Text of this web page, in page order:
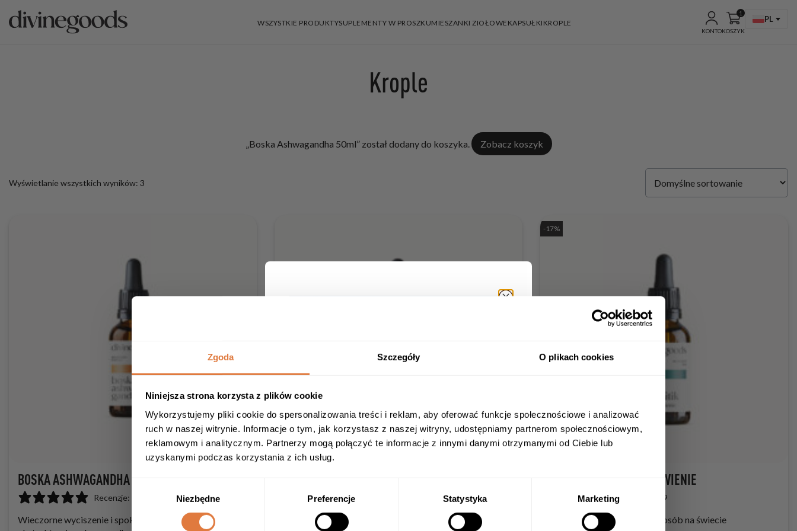
Zgoda Szczegóły O plikach cookies
Niniejsza strona korzysta z plików cookie
Wykorzystujemy pliki cookie do spersonalizowania treści i reklam, aby oferować funkcje społecznościowe i analizować
ruch w naszej witrynie. Informacje o tym, jak korzystasz z naszej witryny, udostępniamy partnerom społecznościowym,
reklamowym i analitycznym. Partnerzy mogą połączyć te informacje z innymi danymi otrzymanymi od Ciebie lub
uzyskanymi podczas korzystania z ich usług.
Niezbędne Preferencje Statystyka Marketing
WSZYSTKIE PRODUKTYSUPLEMENTY W PROSZKUMIESZANKI ZIOŁOWE KAPSUŁKI KROPLE
KONTOKOSZYK
1
PL
Krople
„Boska Ashwagandha 50ml” został dodany do koszyka. Zobacz koszyk
Wyświetlanie wszystkich wyników: 3
BOSKA ASHWAGANDHA 50ML
Recenzje: 25
Wieczorne wyciszenie i spokojniejszy sen dzięki
Ostrzejszy fokus i lepsza pamięć z ekstraktem 10:1 z
-17%
PARASITIK JELITA I TRAWIENIE
Recenzje: 9
Pasożyty dotyczą milionów osób na świecie